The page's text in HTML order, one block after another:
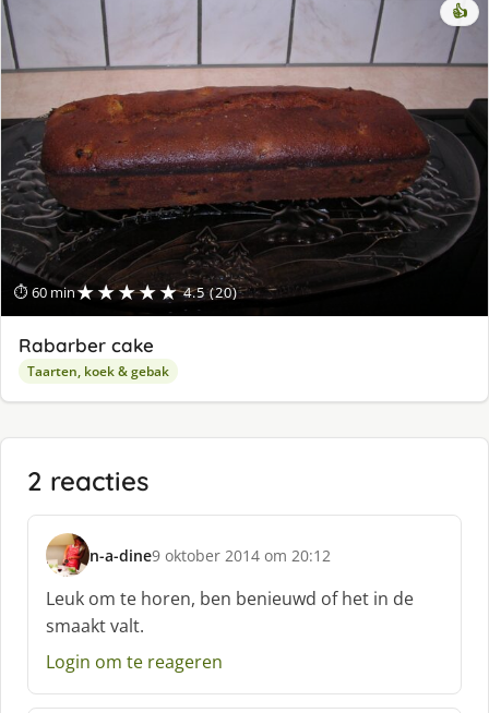
⏱ 60 min★★★★★ 4.5 (20)
👍
Rabarber cake
Taarten, koek & gebak
2 reacties
n-a-dine
s
c
h
r
e
f
9 oktober 2014 om 20:12
Leuk om te horen, ben benieuwd of het in de
smaakt valt.
Login om te reageren